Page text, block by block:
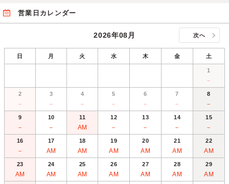
営業日カレンダー
2026年08月 次へ
日 月 火 水 木 金 土
1
－
2
－
3
－
4
－
5
－
6
－
7
－
8
－
9
－
10
－
11
AM
12
－
13
－
14
－
15
－
16
－
17
AM
18
AM
19
AM
20
AM
21
AM
22
AM
23
AM
24
AM
25
AM
26
AM
27
AM
28
AM
29
AM